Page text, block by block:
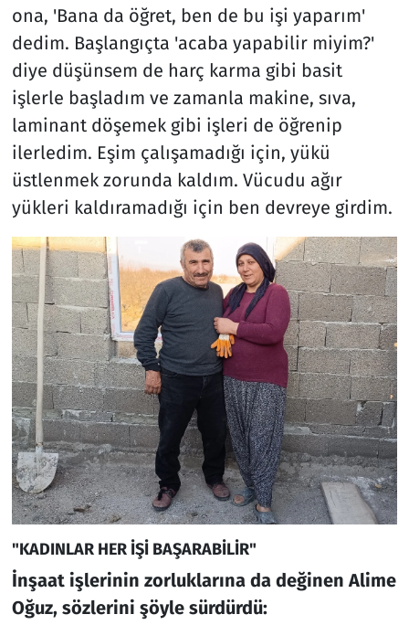
ona, 'Bana da öğret, ben de bu işi yaparım'
dedim. Başlangıçta 'acaba yapabilir miyim?'
diye düşünsem de harç karma gibi basit
işlerle başladım ve zamanla makine, sıva,
laminant döşemek gibi işleri de öğrenip
ilerledim. Eşim çalışamadığı için, yükü
üstlenmek zorunda kaldım. Vücudu ağır
yükleri kaldıramadığı için ben devreye girdim.
"KADINLAR HER İŞİ BAŞARABİLİR"
İnşaat işlerinin zorluklarına da değinen Alime
Oğuz, sözlerini şöyle sürdürdü: